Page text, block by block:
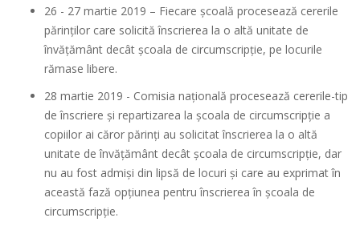
26 - 27 martie 2019 – Fiecare şcoală procesează cererile
părinților care solicită înscrierea la o altă unitate de
învățământ decât școala de circumscripție, pe locurile
rămase libere.
28 martie 2019 - Comisia națională procesează cererile-tip
de înscriere şi repartizarea la școala de circumscripție a
copiilor ai căror părinți au solicitat înscrierea la o altă
unitate de învățământ decât școala de circumscripție, dar
nu au fost admiși din lipsă de locuri și care au exprimat în
această fază opțiunea pentru înscrierea în școala de
circumscripție.